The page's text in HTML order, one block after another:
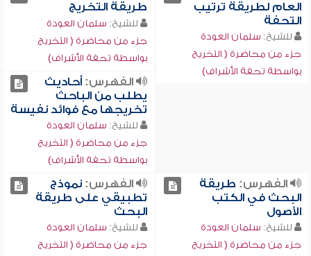
العام لطريقة ترتيب
التحفة
للشيخ: سلمان العودة
جزء من محاضرة ( التخريج
بواسطة تحفة الأشراف)
طريقة التخريج
للشيخ: سلمان العودة
جزء من محاضرة ( التخريج
بواسطة تحفة الأشراف)
الفهرس:أحاديث
يطلب من الباحث
تخريجها مع فوائد نفيسة
للشيخ: سلمان العودة
جزء من محاضرة ( التخريج
بواسطة تحفة الأشراف)
الفهرس: طريقة
البحث في الكتب
الأصول
للشيخ: سلمان العودة
جزء من محاضرة ( التخريج
الفهرس:نموذج
تطبيقي على طريقة
البحث
للشيخ: سلمان العودة
جزء من محاضرة ( التخريج